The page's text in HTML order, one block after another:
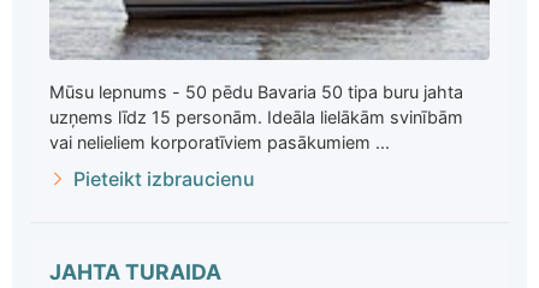
Mūsu lepnums - 50 pēdu Bavaria 50 tipa buru jahta
uzņems līdz 15 personām. Ideāla lielākām svinībām
vai nelieliem korporatīviem pasākumiem ...
Pieteikt izbraucienu
JAHTA TURAIDA